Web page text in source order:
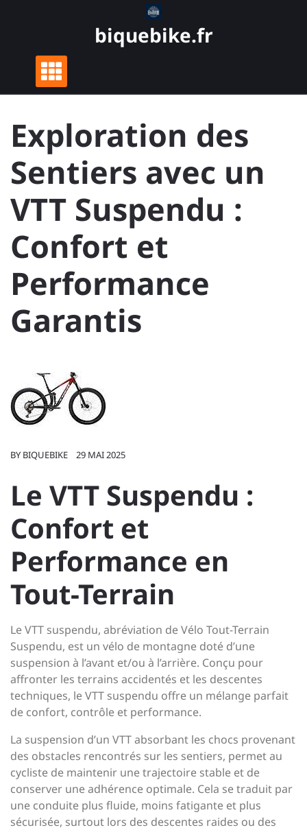
biquebike.fr
Exploration des
Sentiers avec un
VTT Suspendu :
Confort et
Performance
Garantis
BY BIQUEBIKE 29 MAI 2025
Le VTT Suspendu :
Confort et
Performance en
Tout-Terrain
Le VTT suspendu, abréviation de Vélo Tout-Terrain
Suspendu, est un vélo de montagne doté d’une
suspension à l’avant et/ou à l’arrière. Conçu pour
affronter les terrains accidentés et les descentes
techniques, le VTT suspendu offre un mélange parfait
de confort, contrôle et performance.
La suspension d’un VTT absorbant les chocs provenant
des obstacles rencontrés sur les sentiers, permet au
cycliste de maintenir une trajectoire stable et de
conserver une adhérence optimale. Cela se traduit par
une conduite plus fluide, moins fatigante et plus
sécurisée, surtout lors des descentes raides ou des